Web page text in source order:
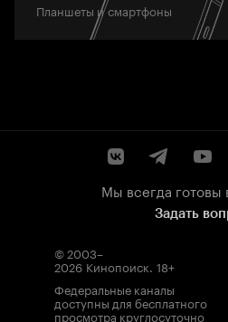
Планшеты и смартфоны
Мы всегда готовы
Задать
© 2003–
2026 Кинопоиск. 18+
Федеральные каналы
доступны для бесплатного
просмотра круглосуточно